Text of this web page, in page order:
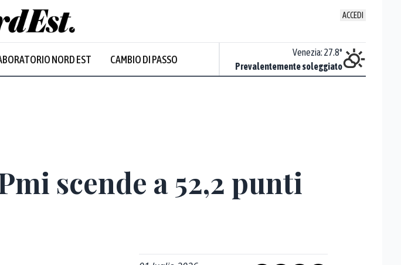
ACCEDI
NORD EST CAMBIO DI PASSO
Prevalentemente soleggiato
Venezia: 27.8°
Prevalentemente soleggiato
scende a 52,2 punti